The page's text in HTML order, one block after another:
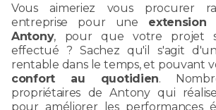
Vous aimeriez vous procurer
entreprise pour une
Antony, pour que votre projet
effectué ? Sachez qu'il s'agit d'un
rentable dans le temps, et pouvant
confort au quotidien.
propriétaires de Antony qui
pour améliorer les performances